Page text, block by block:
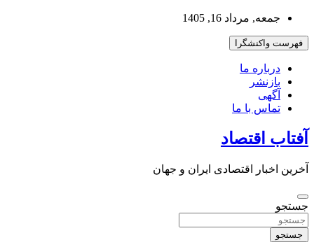
بروید
جمعه, مرداد 16, 1405
فهرست واکنشگرا
درباره ما
بازنشر
آگهی
تماس با ما
آفتاب اقتصاد
آخرین اخبار اقتصادی ایران و جهان
جستجو
جستجو